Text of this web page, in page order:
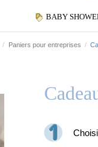
BABY
Paniers pour entreprises